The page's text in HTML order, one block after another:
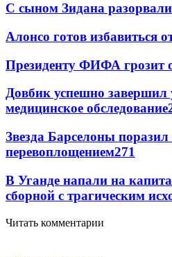
С сыном Зидана
Алонсо готов избавиться
Президенту ФИФА грозит
Довбик успешно завершил
медицинское обследование
Звезда Барселоны
перевоплощением271
В Уганде напали на
сборной с трагическим
Читать комментарии